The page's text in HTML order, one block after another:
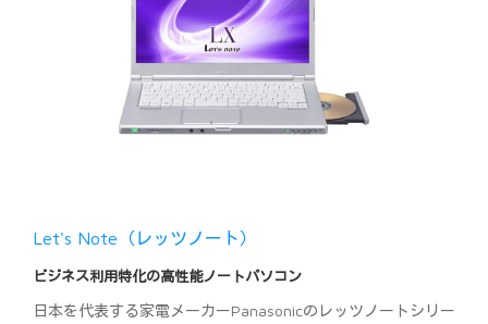
Let's Note（レッツノート）
ビジネス利用特化の高性能ノートパソコン
日本を代表する家電メーカーPanasonicのレッツノートシリー